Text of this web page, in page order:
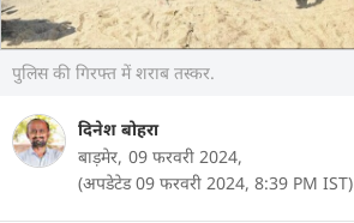
पुलिस की गिरफ्त में शराब तस्कर.
दिनेश बोहरा
बाड़मेर, 09 फरवरी 2024,
(अपडेटेड 09 फरवरी 2024, 8:39 PM IST)